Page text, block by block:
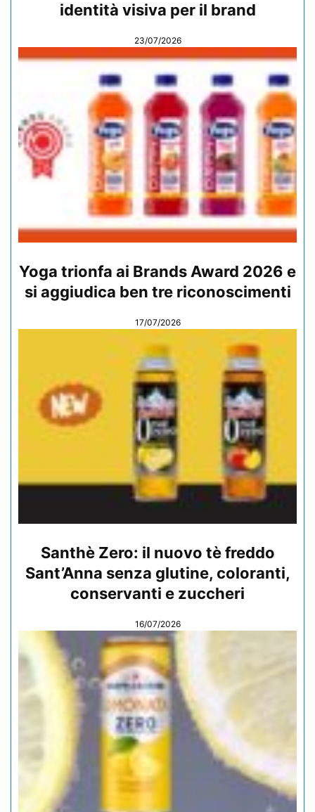
identità visiva per il brand
23/07/2026
Yoga trionfa ai Brands Award 2026 e
si aggiudica ben tre riconoscimenti
17/07/2026
Santhè Zero: il nuovo tè freddo
Sant’Anna senza glutine, coloranti,
conservanti e zuccheri
16/07/2026